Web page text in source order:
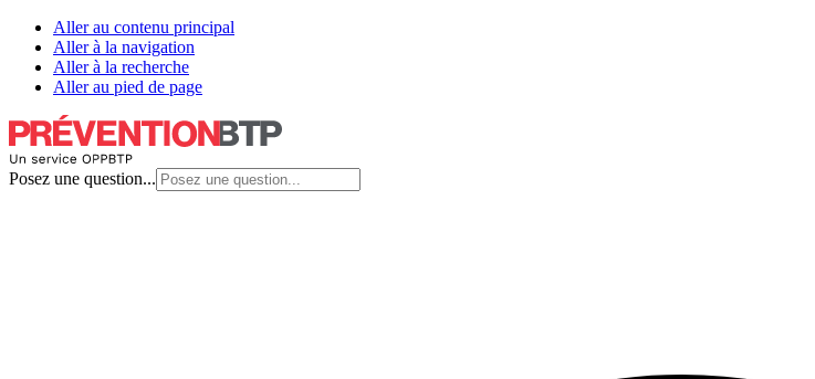
Aller au contenu principal
Aller à la navigation
Aller à la recherche
Aller au pied de page
Posez une question...